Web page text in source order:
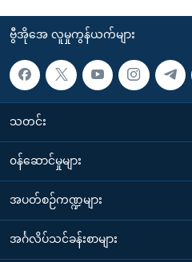
ဗွီအိုအေ လူမှုကွန်ယက်များ
သတင်း
၀န်ဆောင်မှုများ
အပတ်စဉ်ကဏ္ဍများ
အင်္ဂလိပ်သင်ခန်းစာများ